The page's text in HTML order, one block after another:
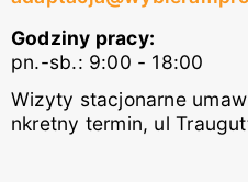
Godziny pracy:
pn.-sb.: 9:00 - 18:00
Wizyty stacjonarne
nkretny termin, ul